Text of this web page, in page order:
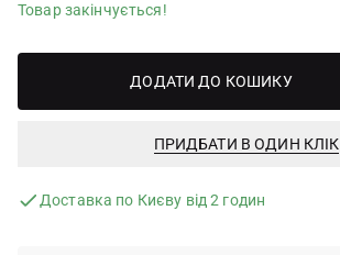
Товар закінчується!
ДОДАТИ ДО КОШИКУ
ПРИДБАТИ В ОДИН КЛІК
Доставка по Києву від 2 годин